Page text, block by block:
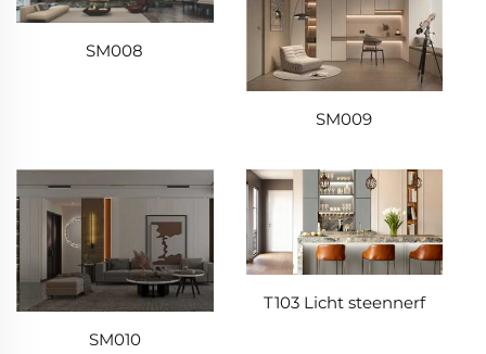
SM008
SM009
SM010
T103 Licht steennerf